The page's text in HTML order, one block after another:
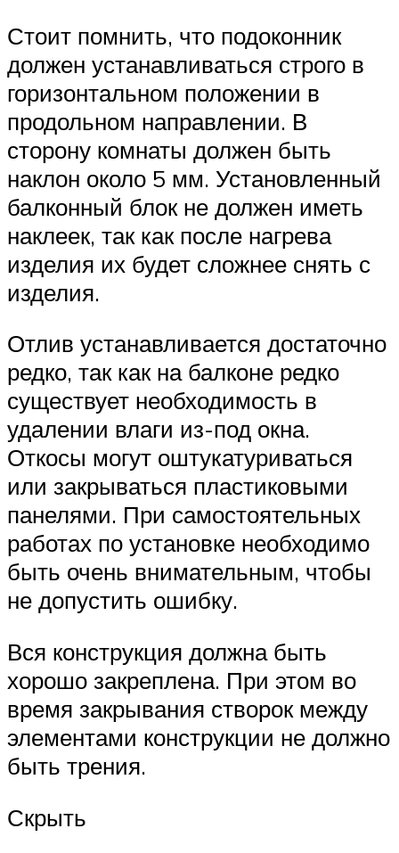
Стоит помнить, что подоконник
должен устанавливаться строго в
горизонтальном положении в
продольном направлении. В
сторону комнаты должен быть
наклон около 5 мм. Установленный
балконный блок не должен иметь
наклеек, так как после нагрева
изделия их будет сложнее снять с
изделия.
Отлив устанавливается достаточно
редко, так как на балконе редко
существует необходимость в
удалении влаги из-под окна.
Откосы могут оштукатуриваться
или закрываться пластиковыми
панелями. При самостоятельных
работах по установке необходимо
быть очень внимательным, чтобы
не допустить ошибку.
Вся конструкция должна быть
хорошо закреплена. При этом во
время закрывания створок между
элементами конструкции не должно
быть трения.
Скрыть